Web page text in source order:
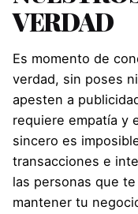
VERDAD
Es momento de
verdad, sin poses
apesten a
requiere empatía y
sincero es
transacciones e
las personas que
mantener tu